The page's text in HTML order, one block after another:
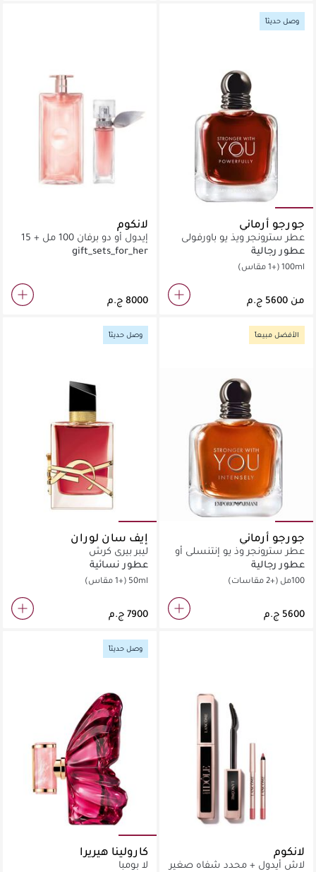
وصل حديثاً
جورجو أرماني
عطر سترونجر ويذ يو باورفولي
عطور رجالية
100ml(+1 مقاس)
من
لانكوم
إيدول أو دو برفان 100 مل + 15
مل
gift_sets_for_her
الأفضل مبيعاً
جورجو أرماني
عطر سترونجر وذ يو إنتنسلي أو
دو برفان
عطور رجالية
100مل (+2 مقاسات)
وصل حديثاً
إيف سان لوران
ليبر بيري كرش
عطور نسائية
50ml (+1 مقاس)
لانكوم
لاش أيدول + محدد شفاه صغير
وصل حديثاً
كارولينا هيريرا
لا بومبا